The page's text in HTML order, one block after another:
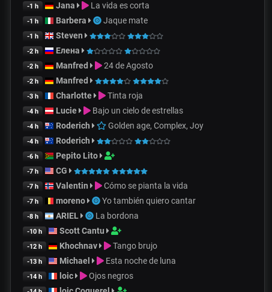
-1 h Jana La vida es corta
-1 h Barbera Jaque mate
-1 h Steven
-2 h Елена
-2 h Manfred 24 de Agosto
-2 h Manfred
-3 h Charlotte Tinta roja
-4 h Lucie Bajo un cielo de estrellas
-4 h Roderich Golden age, Complex, Joy
-4 h Roderich
-6 h Pepito Lito
-7 h CG
-7 h Valentin Cómo se pianta la vida
-7 h moreno Yo también quiero cantar
-8 h ARIEL La bordona
-10 h Scott Cantu
-12 h Khochnav Tango brujo
-13 h Michael Esta noche de luna
-14 h loic Ojos negros